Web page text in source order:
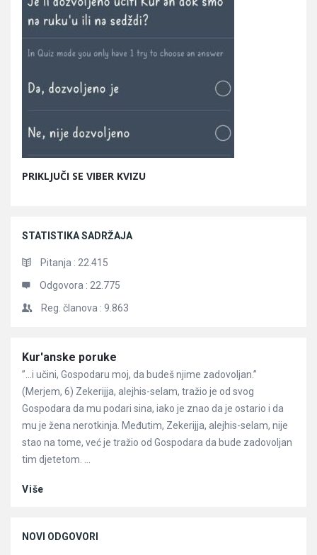
PRIKLJUČI SE VIBER KVIZU
STATISTIKA SADRŽAJA
Pitanja : 22.415
Odgovora : 22.775
Reg. članova : 9.863
Članci
Kur'anske poruke
”…i učini, Gospodaru moj, da budeš njime zadovoljan.”
(Merjem, 6) Zekerijja, alejhis-selam, tražio je od svog
Gospodara da mu podari sina, iako je znao da je ostario i da
mu je žena nerotkinja. Međutim, Zekerijja, alejhis-selam, nije
stao na tome, već je tražio od Gospodara da bude zadovoljan
tim djetetom. ...
Više
NOVI ODGOVORI